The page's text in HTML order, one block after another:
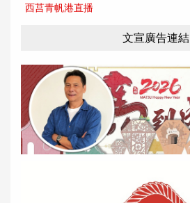
西莒青帆港直播
文宣廣告連結